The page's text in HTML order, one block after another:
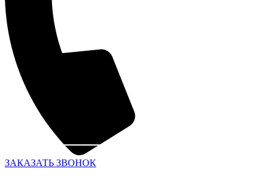
ЗАКАЗАТЬ ЗВОНОК